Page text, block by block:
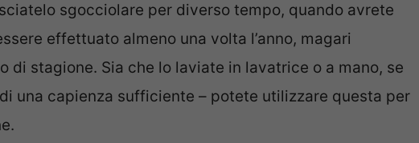
sgocciolare per diverso tempo, quando avrete
effettuato almeno una volta l’anno, magari
di stagione. Sia che lo laviate in lavatrice o a mano, se
una capienza sufficiente – potete utilizzare questa per